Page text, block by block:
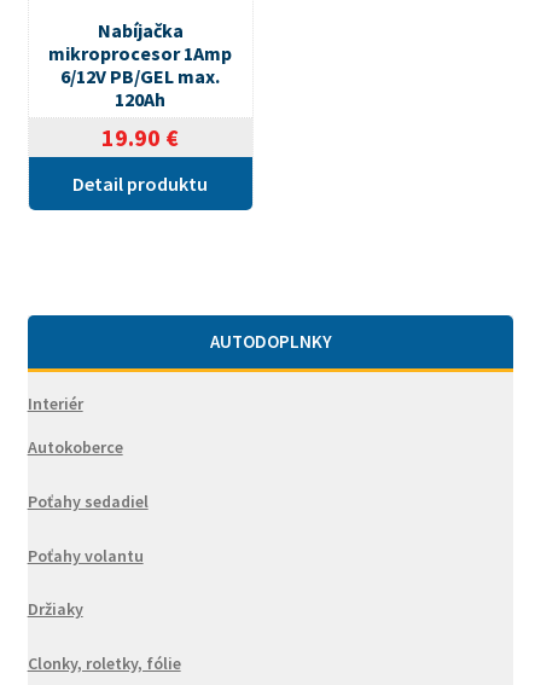
Nabíjačka
mikroprocesor 1Amp
6/12V PB/GEL max.
120Ah
19.90 €
Detail produktu
AUTODOPLNKY
Interiér
Autokoberce
Poťahy sedadiel
Poťahy volantu
Držiaky
Clonky, roletky, fólie